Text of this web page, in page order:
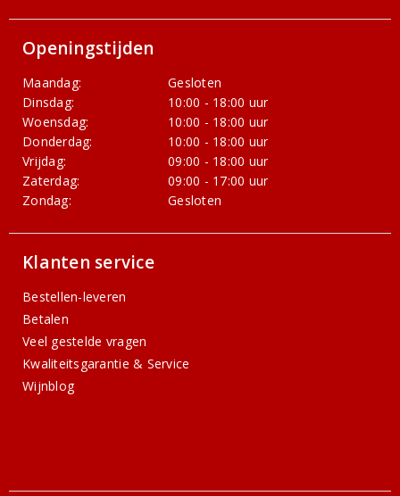
Openingstijden
Maandag:
Gesloten
Dinsdag:
10:00 - 18:00 uur
Woensdag:
10:00 - 18:00 uur
Donderdag:
10:00 - 18:00 uur
Vrijdag:
09:00 - 18:00 uur
Zaterdag:
09:00 - 17:00 uur
Zondag:
Gesloten
Klanten service
Bestellen-leveren
Betalen
Veel gestelde vragen
Kwaliteitsgarantie & Service
Wijnblog